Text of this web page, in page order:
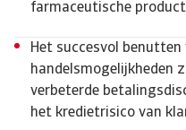
farmaceutische
Het succesvol benutten
handelsmogelijkheden
verbeterde
het kredietrisico van